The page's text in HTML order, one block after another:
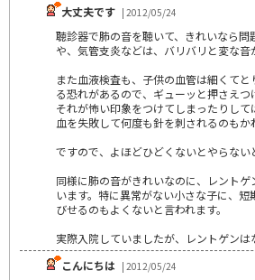
大丈夫です | 2012/05/24
聴診器で肺の音を聴いて、きれいなら問
や、気管支炎などは、バリバリと変な音
また血液検査も、子供の血管は細くて
る恐れがあるので、ギューッと押さえつ
それが怖い印象をつけてしまったりし
血を失敗して何度も針を刺されるのもか
ですので、よほどひどくないとやらない
同様に肺の音がきれいなのに、レント
います。特に異常がない小さな子に、
びせるのもよくないと言われます。
実際入院していましたが、レントゲンは
こんにちは | 2012/05/24